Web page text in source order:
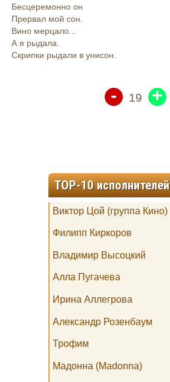
Бесцеремонно он
Прервал мой сон.
Вино мерцало...
А я рыдала.
Скрипки рыдали в унисон.
- 19 +
TOP-10 исполнителей
Виктор Цой (группа Кино)
Филипп Киркоров
Владимир Высоцкий
Алла Пугачева
Ирина Аллегрова
Александр Розенбаум
Трофим
Мадонна (Madonna)